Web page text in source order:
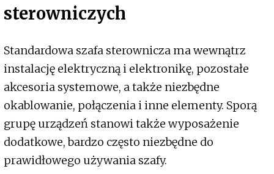
sterowniczych
Standardowa szafa sterownicza ma wewnątrz
instalację elektryczną i elektronikę, pozostałe
akcesoria systemowe, a także niezbędne
okablowanie, połączenia i inne elementy. Sporą
grupę urządzeń stanowi także wyposażenie
dodatkowe, bardzo często niezbędne do
prawidłowego używania szafy.